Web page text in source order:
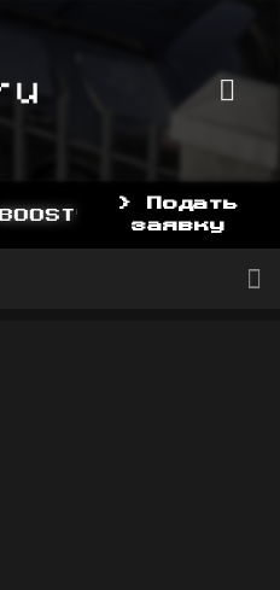
YDDY
> Подать
заявку